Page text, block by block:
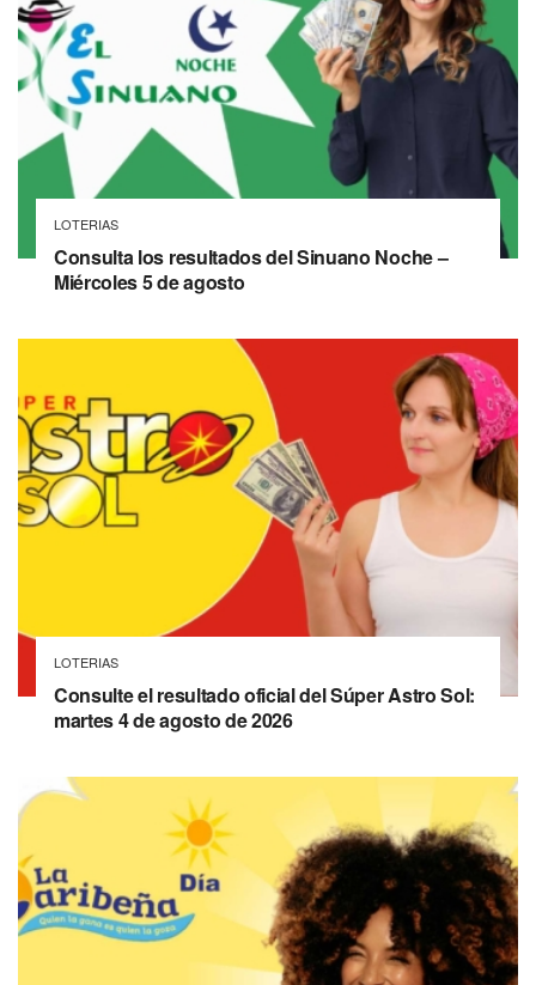
LOTERIAS
Consulta los resultados del Sinuano Noche –
Miércoles 5 de agosto
LOTERIAS
Consulte el resultado oficial del Súper Astro Sol:
martes 4 de agosto de 2026